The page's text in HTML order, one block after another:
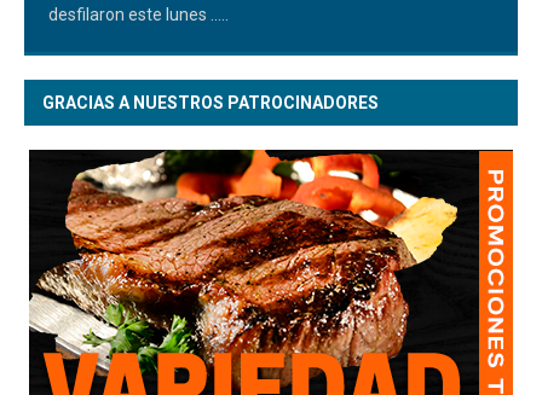
desfilaron este lunes
GRACIAS A NUESTROS PATROCINADORES